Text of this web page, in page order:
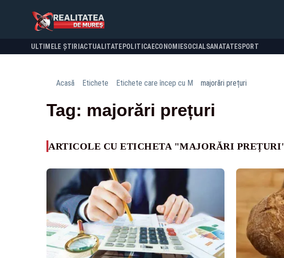
ULTIMELE ȘTIRI ACTUALITATE POLITICA ECONOMIESOCIALSANATATESPORT
Acasă Etichete Etichete care încep cu M majorări prețuri
Tag: majorări prețuri
ARTICOLE CU ETICHETA "MAJORĂRI